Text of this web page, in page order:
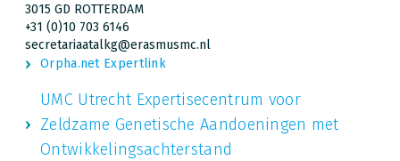
3015 GD ROTTERDAM
+31 (0)10 703 6146
secretariaatalkg@erasmusmc.nl
Orpha.net Expertlink
UMC Utrecht Expertisecentrum voor
Zeldzame Genetische Aandoeningen met
Ontwikkelingsachterstand